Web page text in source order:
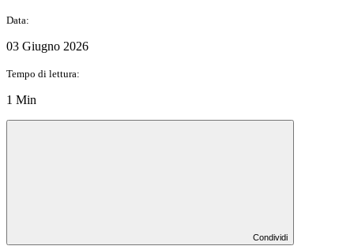
Data:
03 Giugno 2026
Tempo di lettura:
1 Min
Condividi